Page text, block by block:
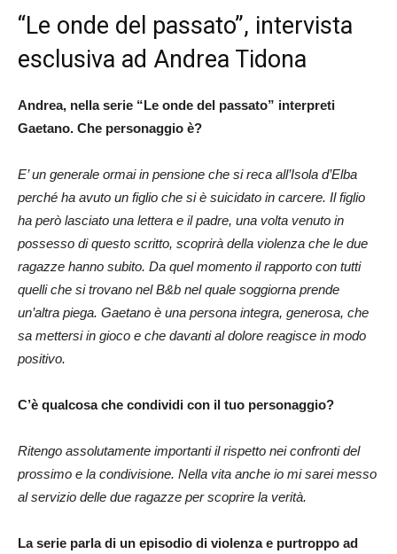
“Le onde del passato”, intervista
esclusiva ad Andrea Tidona
Andrea, nella serie “Le onde del passato” interpreti
Gaetano. Che personaggio è?
E’ un generale ormai in pensione che si reca all’Isola d’Elba
perché ha avuto un figlio che si è suicidato in carcere. Il figlio
ha però lasciato una lettera e il padre, una volta venuto in
possesso di questo scritto, scoprirà della violenza che le due
ragazze hanno subito. Da quel momento il rapporto con tutti
quelli che si trovano nel B&b nel quale soggiorna prende
un’altra piega. Gaetano è una persona integra, generosa, che
sa mettersi in gioco e che davanti al dolore reagisce in modo
positivo.
C’è qualcosa che condividi con il tuo personaggio?
Ritengo assolutamente importanti il rispetto nei confronti del
prossimo e la condivisione. Nella vita anche io mi sarei messo
al servizio delle due ragazze per scoprire la verità.
La serie parla di un episodio di violenza e purtroppo ad